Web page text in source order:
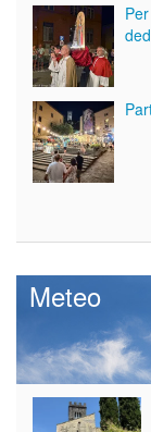
Meteo